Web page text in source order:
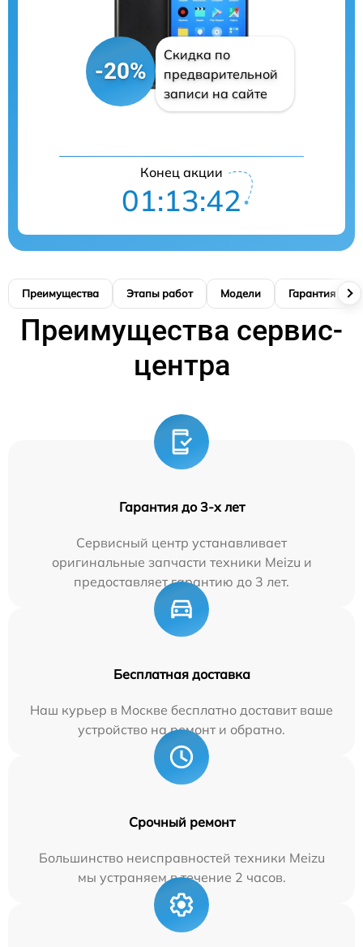
-20%
Скидка по
предварительной
записи на сайте
Конец акции
01:13:42
Преимущества Этапы работ Модели Гарантия
Преимущества сервис-
центра
Гарантия до 3-х лет
Сервисный центр устанавливает
оригинальные запчасти техники Meizu и
предоставляет гарантию до 3 лет.
Бесплатная доставка
Наш курьер в Москве бесплатно доставит ваше
устройство на ремонт и обратно.
Срочный ремонт
Большинство неисправностей техники Meizu
мы устраняем в течение 2 часов.